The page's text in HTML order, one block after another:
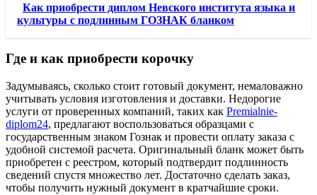
Как приобрести диплом Невского института языка и
культуры с подлинным ГОЗНАК бланком
Где и как приобрести корочку
Задумываясь, сколько стоит готовый документ, немаловажно
учитывать условия изготовления и доставки. Недорогие
услуги от проверенных компаний, таких как Premialnie-
diplom24, предлагают воспользоваться образцами с
государственным знаком Гознак и провести оплату заказа с
удобной системой расчета. Оригинальный бланк может быть
приобретен с реестром, который подтвердит подлинность
сведений спустя множество лет. Достаточно сделать заказ,
чтобы получить нужный документ в кратчайшие сроки.